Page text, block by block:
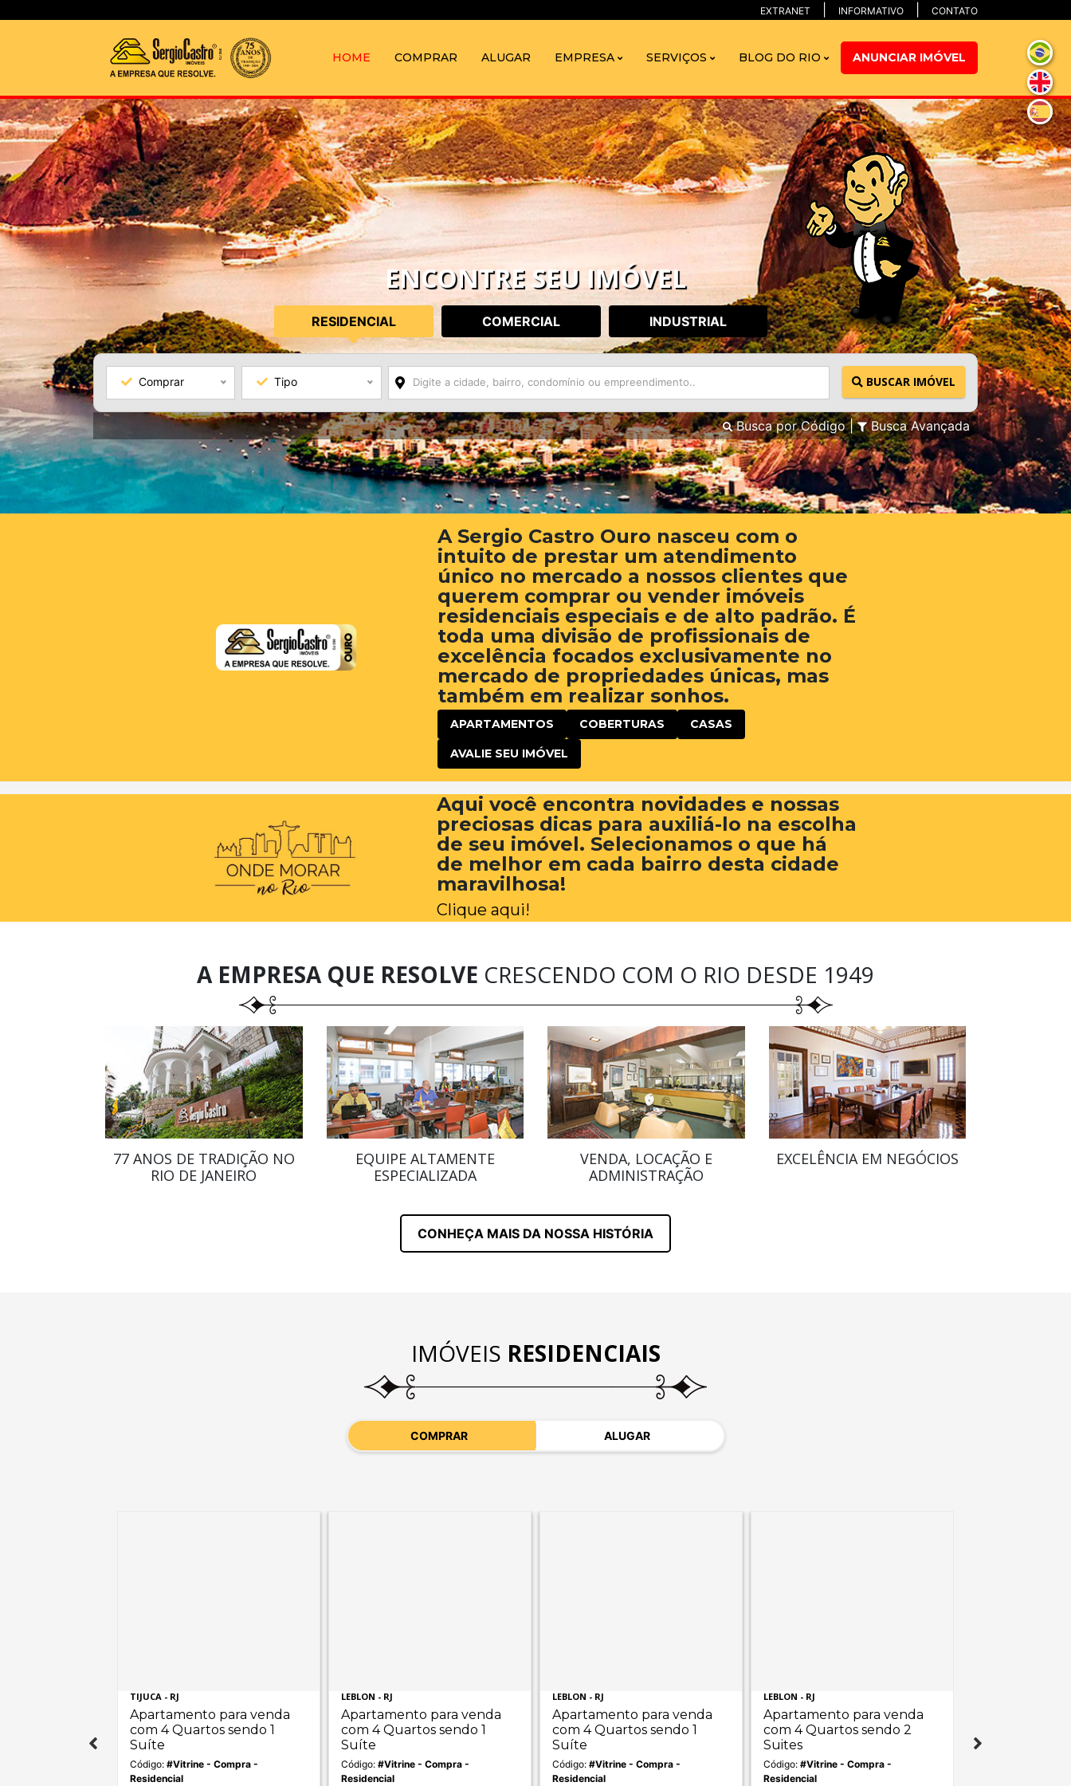
EXTRANET INFORMATIVO CONTATO
HOME COMPRAR ALUGAR EMPRESA SERVIÇOS BLOG DO RIO ANUNCIAR IMÓVEL
ENCONTRE SEU IMÓVEL
RESIDENCIAL COMERCIAL INDUSTRIAL
Comprar Tipo BUSCAR IMÓVEL
Busca por Código Busca Avançada
A Sergio Castro Ouro nasceu com o
intuito de prestar um atendimento
único no mercado a nossos clientes que
querem comprar ou vender imóveis
residenciais especiais e de alto padrão. É
toda uma divisão de profissionais de
excelência focados exclusivamente no
mercado de propriedades únicas, mas
também em realizar sonhos.
APARTAMENTOS COBERTURAS CASAS
AVALIE SEU IMÓVEL
Aqui você encontra novidades e nossas
preciosas dicas para auxiliá-lo na escolha
de seu imóvel. Selecionamos o que há
de melhor em cada bairro desta cidade
maravilhosa!
Clique aqui!
A EMPRESA QUE RESOLVE CRESCENDO COM O RIO DESDE 1949
77 ANOS DE TRADIÇÃO NO
RIO DE JANEIRO
EQUIPE ALTAMENTE
ESPECIALIZADA
VENDA, LOCAÇÃO E
ADMINISTRAÇÃO
EXCELÊNCIA EM NEGÓCIOS
CONHEÇA MAIS DA NOSSA HISTÓRIA
IMÓVEIS RESIDENCIAIS
COMPRAR ALUGAR
TIJUCA - RJ
Apartamento para venda
com 4 Quartos sendo 1
Suíte
Código: #Vitrine - Compra -
Residencial
LEBLON - RJ
Apartamento para venda
com 4 Quartos sendo 1
Suíte
Código: #Vitrine - Compra -
Residencial
LEBLON - RJ
Apartamento para venda
com 4 Quartos sendo 1
Suíte
Código: #Vitrine - Compra -
Residencial
LEBLON - RJ
Apartamento para venda
com 4 Quartos sendo 2
Suites
Código: #Vitrine - Compra -
Residencial
Suites